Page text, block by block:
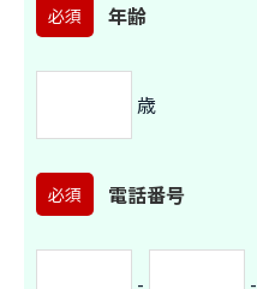
年齢
必須
歳
電話番号
必須